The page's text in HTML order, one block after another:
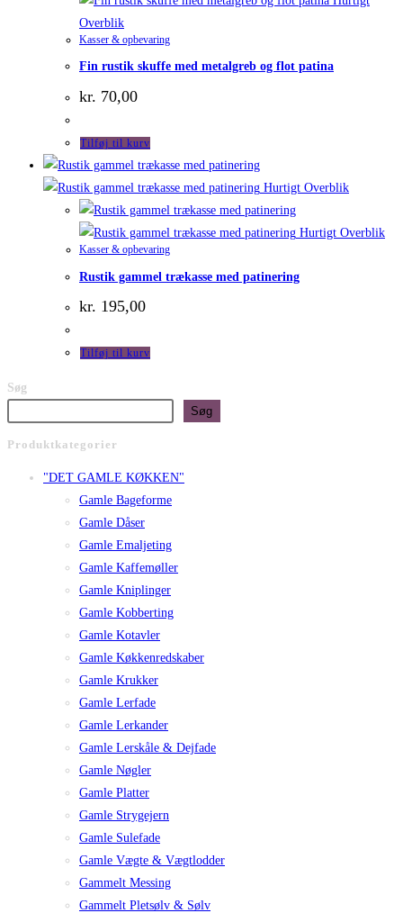
Overblik
Kasser & opbevaring
Fin rustik skuffe med metalgreb og flot patina
kr. 70,00
Tilføj til kurv
Hurtigt Overblik
Hurtigt Overblik
Kasser & opbevaring
Rustik gammel trækasse med patinering
kr. 195,00
Tilføj til kurv
Søg
Søg
Produktkategorier
"DET GAMLE KØKKEN"
Gamle Bageforme
Gamle Dåser
Gamle Emaljeting
Gamle Kaffemøller
Gamle Kniplinger
Gamle Kobberting
Gamle Kotavler
Gamle Køkkenredskaber
Gamle Krukker
Gamle Lerfade
Gamle Lerkander
Gamle Lerskåle & Dejfade
Gamle Nøgler
Gamle Platter
Gamle Strygejern
Gamle Sulefade
Gamle Vægte & Vægtlodder
Gammelt Messing
Gammelt Pletsølv & Sølv